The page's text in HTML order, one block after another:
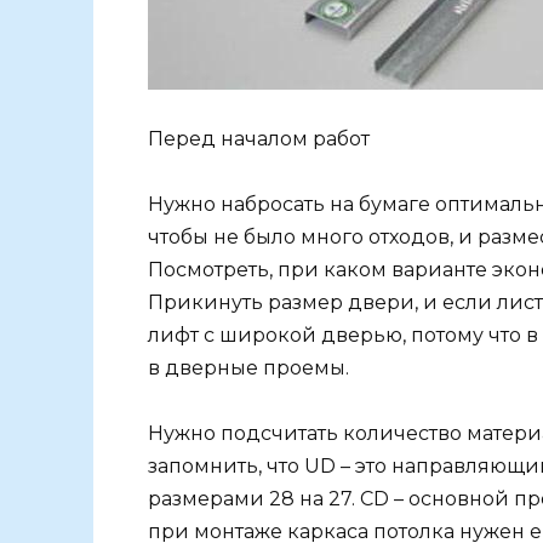
Перед началом работ
Нужно набросать на бумаге
чтобы не было много отходов, и
Посмотреть, при каком варианте
Прикинуть размер двери, и если
лифт с широкой дверью, потому что в
в дверные проемы.
Нужно подсчитать количество
запомнить, что UD – это
размерами 28 на 27. CD – основной
при монтаже каркаса потолка